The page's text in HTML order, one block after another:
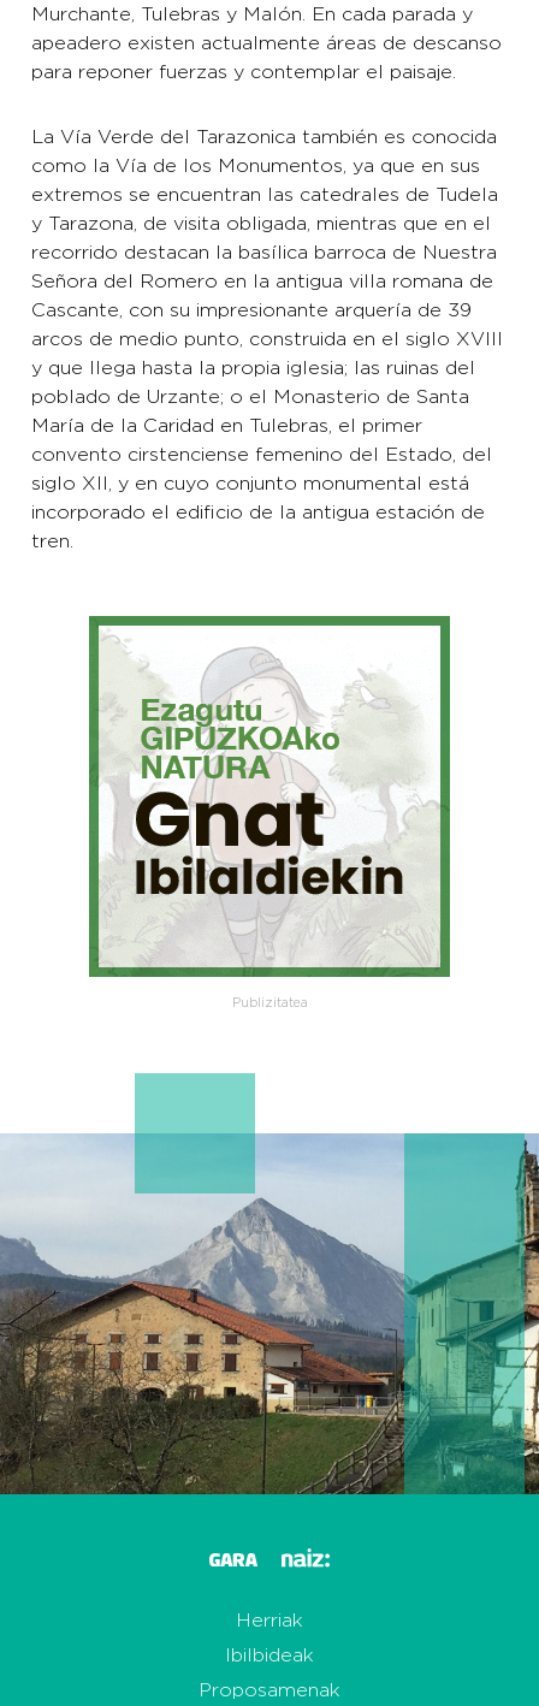
Murchante, Tulebras y Malón. En cada parada y
apeadero existen actualmente áreas de descanso
para reponer fuerzas y contemplar el paisaje.
La Vía Verde del Tarazonica también es conocida
como la Vía de los Monumentos, ya que en sus
extremos se encuentran las catedrales de Tudela
y Tarazona, de visita obligada, mientras que en el
recorrido destacan la basílica barroca de Nuestra
Señora del Romero en la antigua villa romana de
Cascante, con su impresionante arquería de 39
arcos de medio punto, construida en el siglo XVIII
y que llega hasta la propia iglesia; las ruinas del
poblado de Urzante; o el Monasterio de Santa
María de la Caridad en Tulebras, el primer
convento cirstenciense femenino del Estado, del
siglo XII, y en cuyo conjunto monumental está
incorporado el edificio de la antigua estación de
tren.
Publizitatea
Herriak
Ibilbideak
Proposamenak